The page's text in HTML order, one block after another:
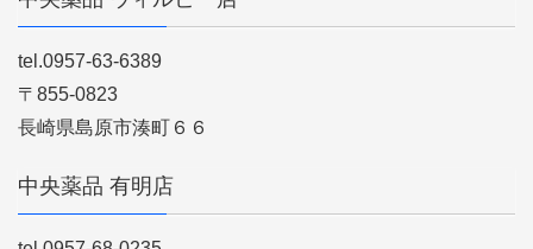
tel.0957-63-6389
〒855-0823
長崎県島原市湊町６６
中央薬品 有明店